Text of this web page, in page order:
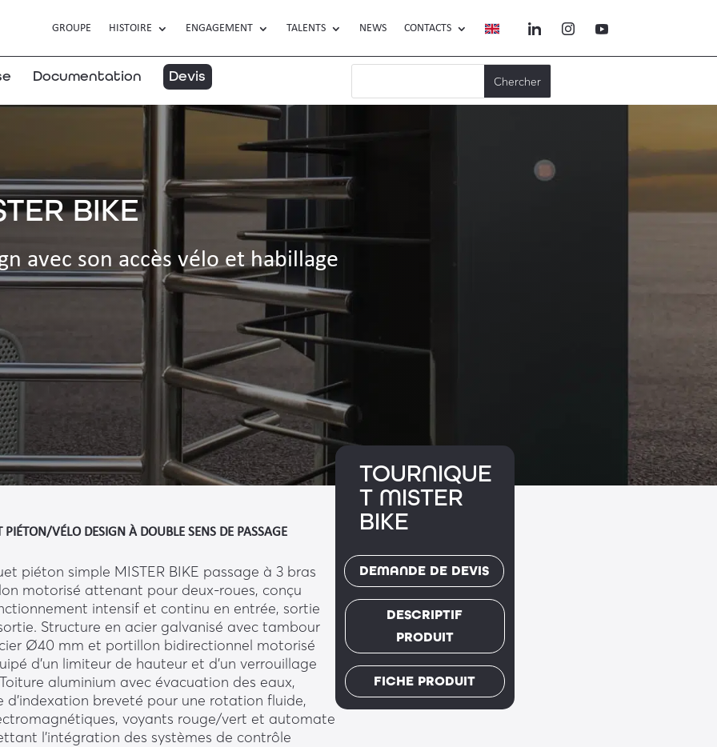
GROUPE HISTOIRE ENGAGEMENT TALENTS NEWS CONTACTS
Documentation Devis
BIKE
avec son accès vélo et habillage
PIÉTON/VÉLO DESIGN À DOUBLE SENS DE PASSAGE
piéton simple MISTER BIKE passage à 3 bras
motorisé attenant pour deux-roues, conçu
intensif et continu en entrée, sortie
Structure en acier galvanisé avec tambour
Ø40 mm et portillon bidirectionnel motorisé
d’un limiteur de hauteur et d’un verrouillage
aluminium avec évacuation des eaux,
d’indexation breveté pour une rotation fluide,
voyants rouge/vert et automate
l’intégration des systèmes de contrôle
TOURNIQUE
T MISTER
BIKE
DEMANDE DE DEVIS
DESCRIPTIF
PRODUIT
FICHE PRODUIT